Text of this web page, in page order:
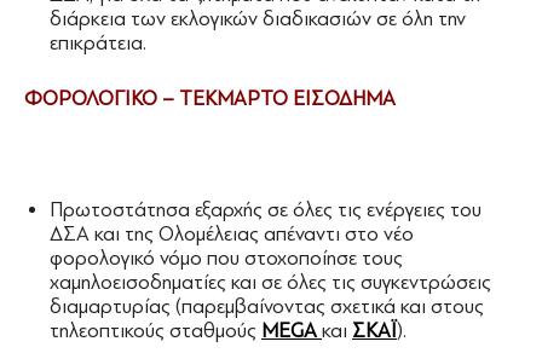
διάρκεια των εκλογικών διαδικασιών σε όλη την
επικράτεια.
ΦΟΡΟΛΟΓΙΚΟ – ΤΕΚΜΑΡΤΟ ΕΙΣΟΔΗΜΑ
Πρωτοστάτησα εξαρχής σε όλες τις ενέργειες του
ΔΣΑ και της Ολομέλειας απέναντι στο νέο
φορολογικό νόμο που στοχοποίησε τους
χαμηλοεισοδηματίες και σε όλες τις συγκεντρώσεις
διαμαρτυρίας (παρεμβαίνοντας σχετικά και στους
τηλεοπτικούς σταθμούς MEGA και ΣΚΑΪ).